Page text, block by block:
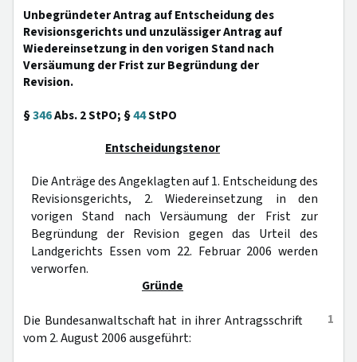
Unbegründeter Antrag auf Entscheidung des
Revisionsgerichts und unzulässiger Antrag auf
Wiedereinsetzung in den vorigen Stand nach
Versäumung der Frist zur Begründung der
Revision.
§346Abs. 2 StPO; §44StPO
Entscheidungstenor
Die Anträge des Angeklagten auf 1. Entscheidung des
Revisionsgerichts, 2. Wiedereinsetzung in den
vorigen Stand nach Versäumung der Frist zur
Begründung der Revision gegen das Urteil des
Landgerichts Essen vom 22. Februar 2006 werden
verworfen.
Gründe
1
Die Bundesanwaltschaft hat in ihrer Antragsschrift
vom 2. August 2006 ausgeführt: